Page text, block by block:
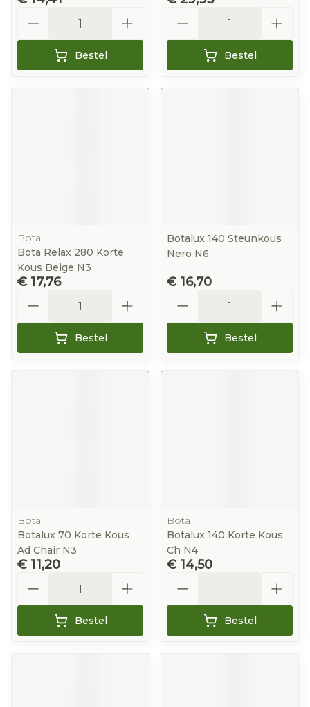
Bestel Bestel
Bota
Bota Relax 280 Korte
Kous Beige N3
€ 17,76
Bestel
Botalux 140 Steunkous
Nero N6
€ 16,70
Bestel
Bota
Botalux 70 Korte Kous
Ad Chair N3
€ 11,20
Bestel
Bota
Botalux 140 Korte Kous
Ch N4
€ 14,50
Bestel